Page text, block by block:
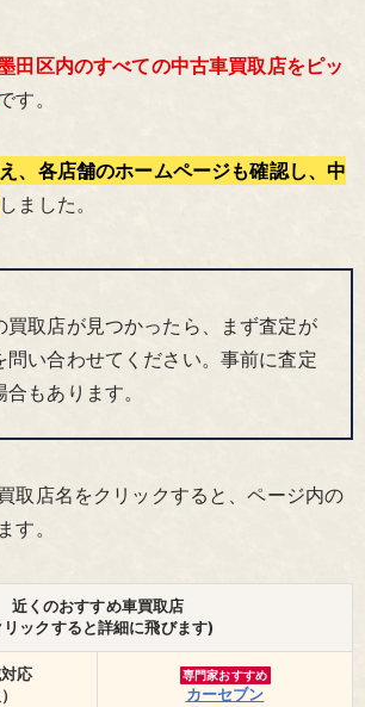
田区内のすべての中古車買取店をピッ
す。
、各店舗のホームページも確認し、中
しました。
買取店が見つかったら、まず査定が
問い合わせてください。事前に査定
もあります。
取店名をクリックすると、ページ内の
す。
近くのおすすめ車買取店
リックすると詳細に飛びます)
応
専門家おすすめ
カーセブン